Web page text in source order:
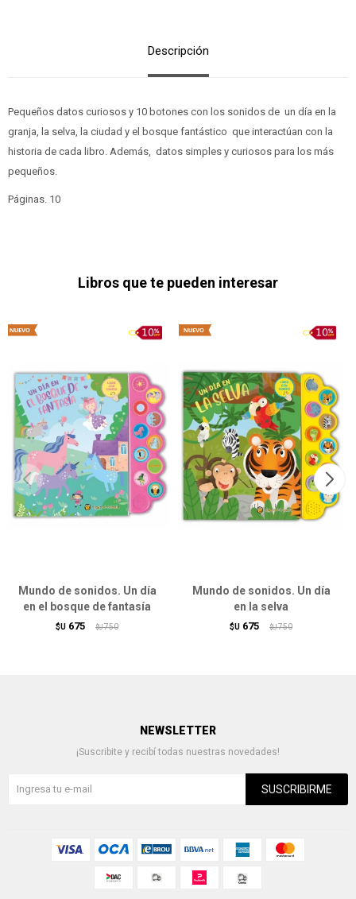
Descripción
Pequeños datos curiosos y 10 botones con los sonidos de un día en la
granja, la selva, la ciudad y el bosque fantástico que interactúan con la
historia de cada libro. Además, datos simples y curiosos para los más
pequeños.
Páginas. 10
Libros que te pueden interesar
Mundo de sonidos. Un día
en el bosque de fantasía
$U 675 $U 750
Mundo de sonidos. Un día
en la selva
$U 675 $U 750
NEWSLETTER
¡Suscribite y recibí todas nuestras novedades!
SUSCRIBIRME